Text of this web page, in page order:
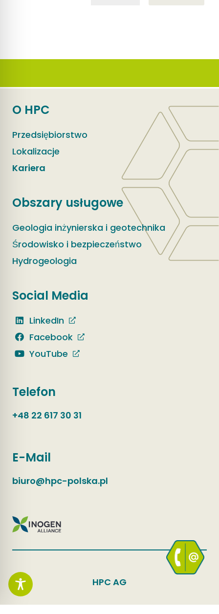
O HPC
Przedsiębiorstwo
Lokalizacje
Kariera
Obszary usługowe
Geologia inżynierska i geotechnika
Środowisko i bezpieczeństwo
Hydrogeologia
Social Media
LinkedIn
Facebook
YouTube
Telefon
+48 22 617 30 31
E-Mail
biuro@hpc-polska.pl
HPC AG